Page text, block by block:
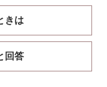
きは
回答